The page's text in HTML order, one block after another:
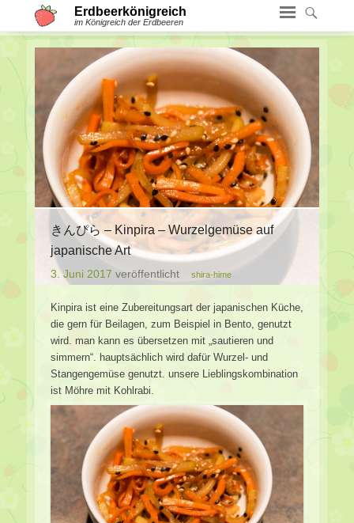
Erdbeerkönigreich
im Königreich der Erdbeeren
きんぴら – Kinpira – Wurzelgemüse auf
japanische Art
3. Juni 2017 veröffentlicht shira-hime
Kinpira ist eine Zubereitungsart der japanischen Küche,
die gern für Beilagen, zum Beispiel in Bento, genutzt
wird. man kann es übersetzen mit „sautieren und
simmern“. hauptsächlich wird dafür Wurzel- und
Stangengemüse genutzt. unsere Lieblingskombination
ist Möhre mit Kohlrabi.